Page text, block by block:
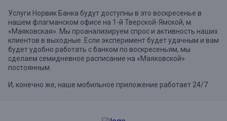
Услуги Норвик Банка будут доступны в это воскресенье в
нашем флагманском офисе на 1-й Тверской-Ямской, м.
«Маяковская». Мы проанализируем спрос и активность наших
клиентов в выходные. Если эксперимент будет удачным и вам
будет удобно работать с банком по воскресеньям, мы
сделаем семидневное расписание на «Маяковской»
постоянным.
И, конечно же, наше мобильное приложение работает 24/7